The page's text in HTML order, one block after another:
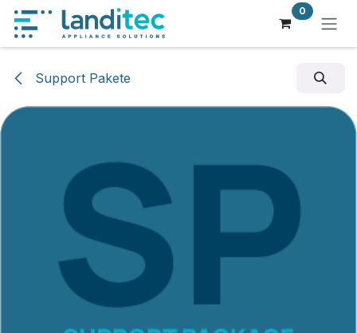
Zum Inhalt springen 0
Support Pakete